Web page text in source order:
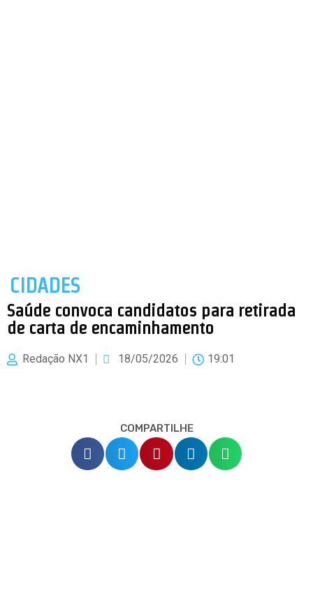
CIDADES
Saúde convoca candidatos para retirada
de carta de encaminhamento
Redação NX1 18/05/2026 19:01
COMPARTILHE